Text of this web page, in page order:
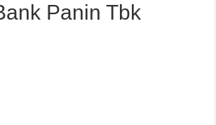
Panin Tbk